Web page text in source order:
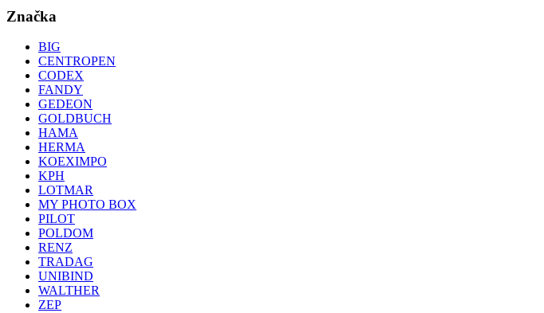
Značka
BIG
CENTROPEN
CODEX
FANDY
GEDEON
GOLDBUCH
HAMA
HERMA
KOEXIMPO
KPH
LOTMAR
MY PHOTO BOX
PILOT
POLDOM
RENZ
TRADAG
UNIBIND
WALTHER
ZEP